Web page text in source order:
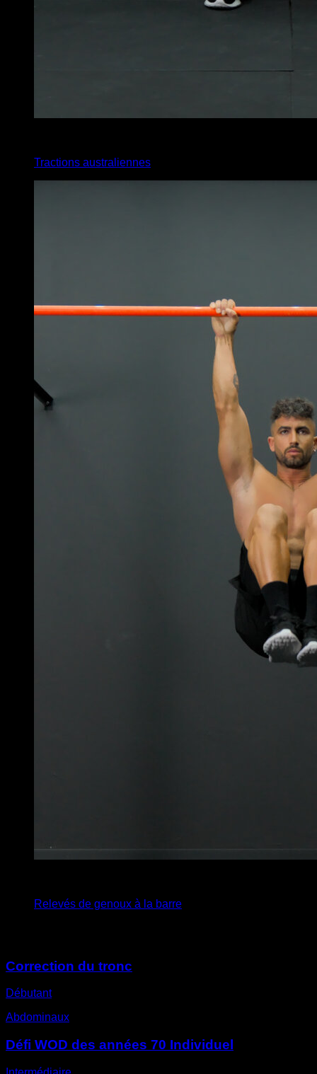
Tractions australiennes
Relevés de genoux à la barre
Correction du tronc
Débutant
Abdominaux
Défi WOD des années 70 Individuel